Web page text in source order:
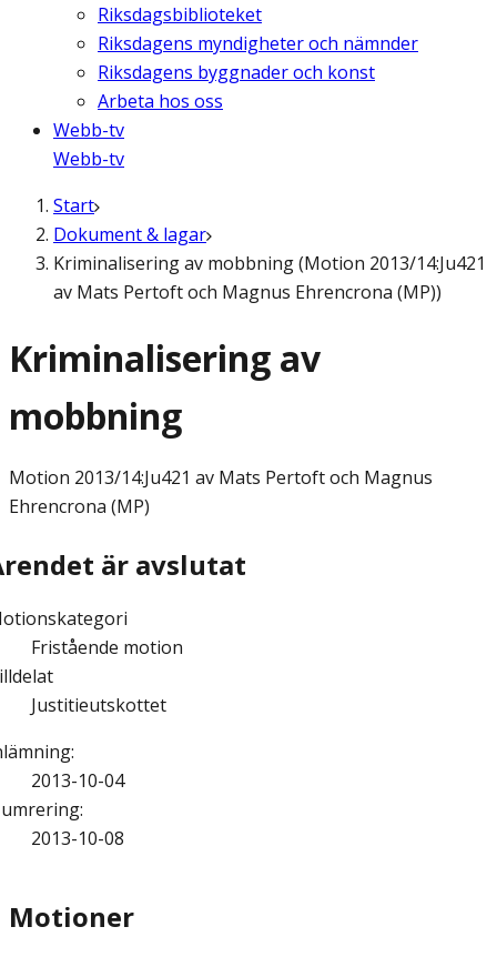
Riksdagsbiblioteket
Riksdagens myndigheter och nämnder
Riksdagens byggnader och konst
Arbeta hos oss
Webb-tv
Webb-tv
Start
Dokument & lagar
Kriminalisering av mobbning (Motion 2013/14:Ju421
av Mats Pertoft och Magnus Ehrencrona (MP))
Kriminalisering av
mobbning
Motion 2013/14:Ju421 av Mats Pertoft och Magnus
Ehrencrona (MP)
är avslutat
Fristående motion
Justitieutskottet
:
2013-10-04
:
2013-10-08
Motioner